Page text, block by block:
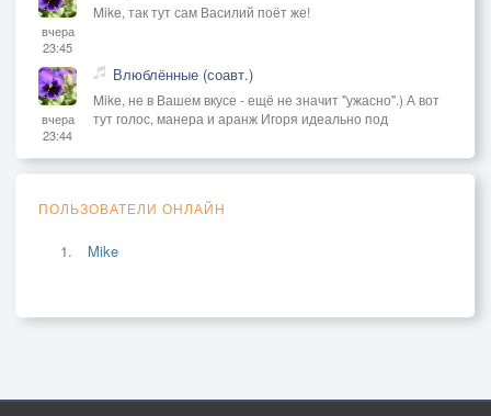
вчера
23:45
Mike, так тут сам Василий поёт же!
вчера
23:44
Влюблённые (соавт.)
Mike, не в Вашем вкусе - ещё не значит "ужасно".) А вот
тут голос, манера и аранж Игоря идеально под
ПОЛЬЗОВАТЕЛИ ОНЛАЙН
Mike